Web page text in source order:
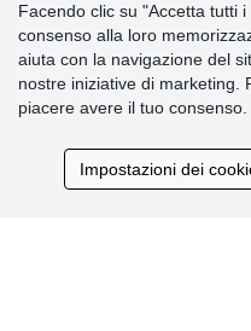
» Impostazioni dei cookie
» Termini & Condizioni
» Informativa sulla Privacy
» Consegna e pagamento
» Programma fedeltà
Facendo clic su "Accetta tutti
consenso alla loro
aiuta con la navigazione del
nostre iniziative di marketing.
piacere avere il tuo consenso.
Impostazioni dei